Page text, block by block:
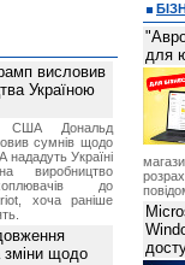
висловив
Україною
США Дональд
сумнів щодо
нададуть Україні
виробництво
до
хоча раніше
зміни щодо
для